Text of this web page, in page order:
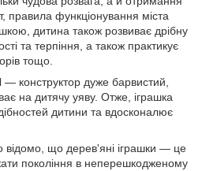
правила функціонування міста
дитина також розвиває дрібну
та терпіння, а також практикує
тощо.
— конструктор дуже барвистий,
на дитячу уяву. Отже, іграшка
дитини та вдосконалює
що дерев'яні іграшки — це
покоління в неперешкодженому